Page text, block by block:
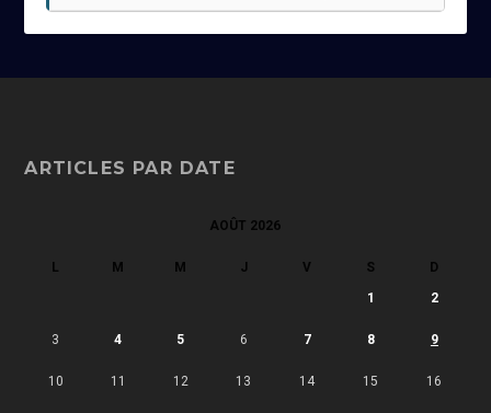
ARTICLES PAR DATE
AOÛT 2026
L M M J V S D
1 2
3 4 5 6 7 8 9
10 11 12 13 14 15 16